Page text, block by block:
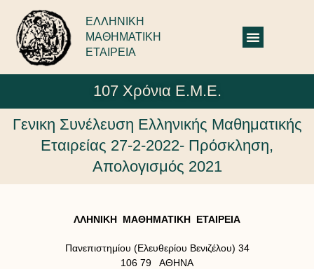
ΕΛΛΗΝΙΚΗ
ΜΑΘΗΜΑΤΙΚΗ
ΕΤΑΙΡΕΙΑ
107 Χρόνια Ε.Μ.Ε.
Γενικη Συνέλευση Ελληνικής Μαθηματικής
Εταιρείας 27-2-2022- Πρόσκληση,
Απολογισμός 2021
ΛΛΗΝΙΚΗ ΜΑΘΗΜΑΤΙΚΗ ΕΤΑΙΡΕΙΑ
Πανεπιστημίου (Ελευθερίου Βενιζέλου) 34
106 79 ΑΘΗΝΑ